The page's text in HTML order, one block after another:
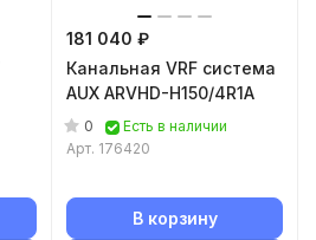
181 040 ₽
Канальная VRF система
AUX ARVHD-H150/4R1A
0
Есть в наличии
Арт. 176420
В корзину